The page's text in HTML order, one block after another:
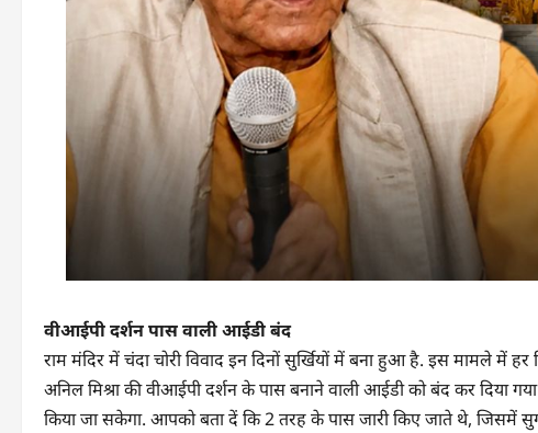
वीआईपी दर्शन पास वाली आईडी बंद
राम मंदिर में चंदा चोरी विवाद इन दिनों सुर्खियों में बना हुआ है. इस मामले में
अनिल मिश्रा की वीआईपी दर्शन के पास बनाने वाली आईडी को बंद कर दिया
किया जा सकेगा. आपको बता दें कि 2 तरह के पास जारी किए जाते थे, जिसमें